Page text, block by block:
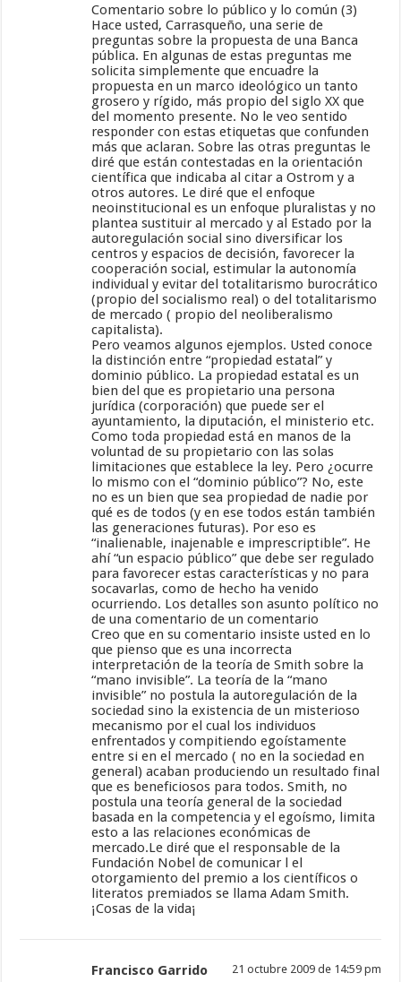
Comentario sobre lo público y lo común (3)
Hace usted, Carrasqueño, una serie de
preguntas sobre la propuesta de una Banca
pública. En algunas de estas preguntas me
solicita simplemente que encuadre la
propuesta en un marco ideológico un tanto
grosero y rígido, más propio del siglo XX que
del momento presente. No le veo sentido
responder con estas etiquetas que confunden
más que aclaran. Sobre las otras preguntas le
diré que están contestadas en la orientación
científica que indicaba al citar a Ostrom y a
otros autores. Le diré que el enfoque
neoinstitucional es un enfoque pluralistas y no
plantea sustituir al mercado y al Estado por la
autoregulación social sino diversificar los
centros y espacios de decisión, favorecer la
cooperación social, estimular la autonomía
individual y evitar del totalitarismo burocrático
(propio del socialismo real) o del totalitarismo
de mercado ( propio del neoliberalismo
capitalista).
Pero veamos algunos ejemplos. Usted conoce
la distinción entre “propiedad estatal” y
dominio público. La propiedad estatal es un
bien del que es propietario una persona
jurídica (corporación) que puede ser el
ayuntamiento, la diputación, el ministerio etc.
Como toda propiedad está en manos de la
voluntad de su propietario con las solas
limitaciones que establece la ley. Pero ¿ocurre
lo mismo con el “dominio público”? No, este
no es un bien que sea propiedad de nadie por
qué es de todos (y en ese todos están también
las generaciones futuras). Por eso es
“inalienable, inajenable e imprescriptible”. He
ahí “un espacio público” que debe ser regulado
para favorecer estas características y no para
socavarlas, como de hecho ha venido
ocurriendo. Los detalles son asunto político no
de una comentario de un comentario
Creo que en su comentario insiste usted en lo
que pienso que es una incorrecta
interpretación de la teoría de Smith sobre la
“mano invisible”. La teoría de la “mano
invisible” no postula la autoregulación de la
sociedad sino la existencia de un misterioso
mecanismo por el cual los individuos
enfrentados y compitiendo egoístamente
entre si en el mercado ( no en la sociedad en
general) acaban produciendo un resultado final
que es beneficiosos para todos. Smith, no
postula una teoría general de la sociedad
basada en la competencia y el egoísmo, limita
esto a las relaciones económicas de
mercado.Le diré que el responsable de la
Fundación Nobel de comunicar l el
otorgamiento del premio a los científicos o
literatos premiados se llama Adam Smith.
¡Cosas de la vida¡
Francisco Garrido 21 octubre 2009 de 14:59 pm